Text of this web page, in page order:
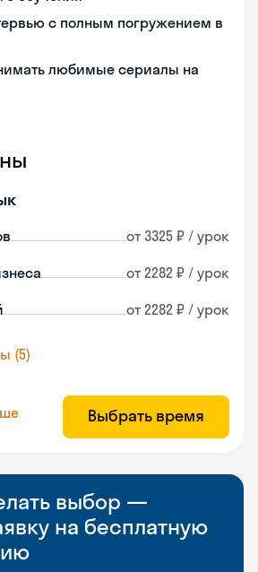
с полным погружением в
любимые сериалы на
от 3325 ₽ / урок
от 2282 ₽ / урок
от 2282 ₽ / урок
(5)
Выбрать время
выбор —
на бесплатную